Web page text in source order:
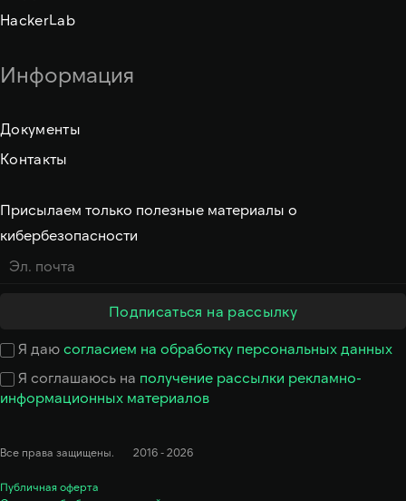
HackerLab
Информация
Документы
Контакты
Присылаем только полезные материалы о
кибербезопасности
Подписаться на рассылку
Я даю согласием на обработку персональных данных
Я соглашаюсь на получение рассылки рекламно-
информационных материалов
Все права защищены. 2016 - 2026
Публичная оферта
Менеджеры онлайн